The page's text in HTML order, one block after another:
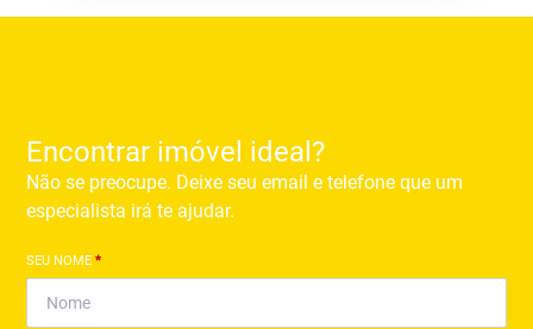
Encontrar imóvel ideal?
Não se preocupe. Deixe seu email e telefone que um
especialista irá te ajudar.
SEU NOME*